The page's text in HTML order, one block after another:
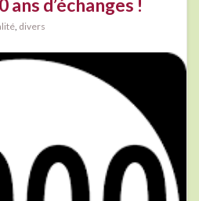
ans d’échanges !
, divers